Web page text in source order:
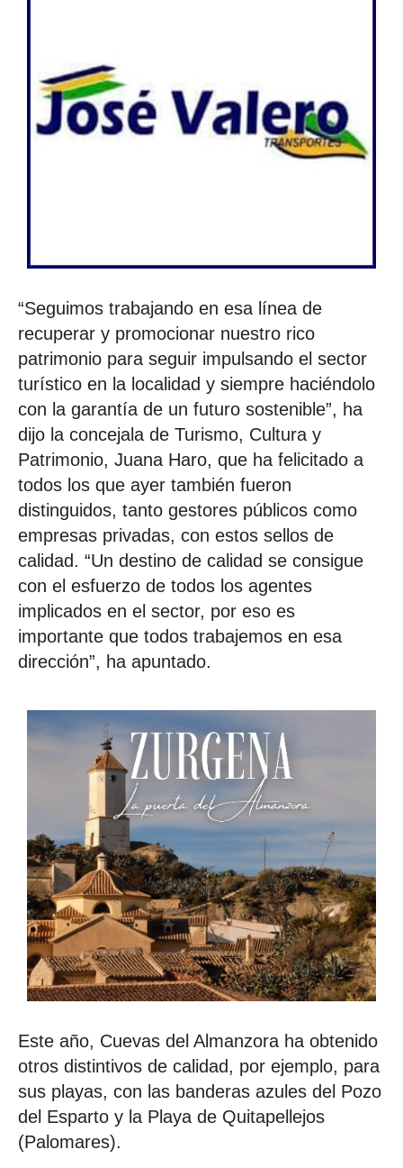
“Seguimos trabajando en esa línea de
recuperar y promocionar nuestro rico
patrimonio para seguir impulsando el sector
turístico en la localidad y siempre haciéndolo
con la garantía de un futuro sostenible”, ha
dijo la concejala de Turismo, Cultura y
Patrimonio, Juana Haro, que ha felicitado a
todos los que ayer también fueron
distinguidos, tanto gestores públicos como
empresas privadas, con estos sellos de
calidad. “Un destino de calidad se consigue
con el esfuerzo de todos los agentes
implicados en el sector, por eso es
importante que todos trabajemos en esa
dirección”, ha apuntado.
Este año, Cuevas del Almanzora ha obtenido
otros distintivos de calidad, por ejemplo, para
sus playas, con las banderas azules del Pozo
del Esparto y la Playa de Quitapellejos
(Palomares).